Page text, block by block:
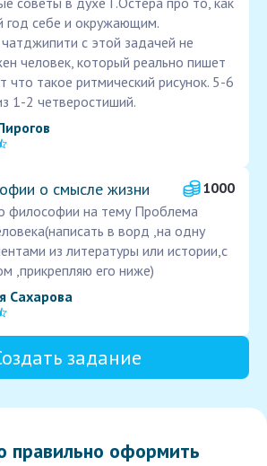
год себе и окружающим.
с этой задачей не
человек, который реально пишет
что такое ритмический рисунок. 5-6
1-2 четверостиший.
о смысле жизни
1000
философии на тему Проблема
в ворд ,на одну
из литературы или истории,с
,прикрепляю его ниже)
Сахарова
задание
правильно оформить